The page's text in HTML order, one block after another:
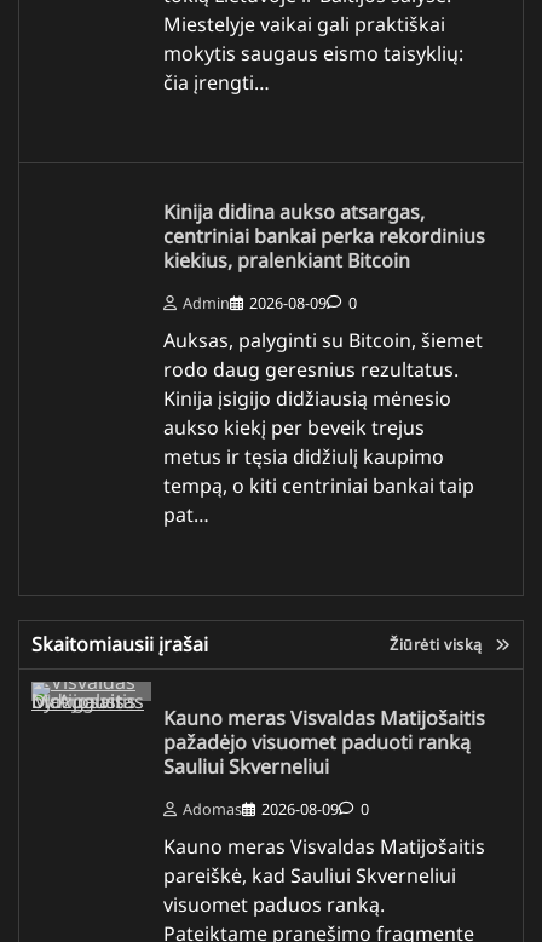
Miestelyje vaikai gali praktiškai
mokytis saugaus eismo taisyklių:
čia įrengti…
Kinija didina aukso atsargas,
centriniai bankai perka rekordinius
kiekius, pralenkiant Bitcoin
Admin 2026-08-09 0
Auksas, palyginti su Bitcoin, šiemet
rodo daug geresnius rezultatus.
Kinija įsigijo didžiausią mėnesio
aukso kiekį per beveik trejus
metus ir tęsia didžiulį kaupimo
tempą, o kiti centriniai bankai taip
pat…
Skaitomiausii įrašai Žiūrėti viską
Kauno meras Visvaldas Matijošaitis
pažadėjo visuomet paduoti ranką
Sauliui Skverneliui
Adomas 2026-08-09 0
Kauno meras Visvaldas Matijošaitis
pareiškė, kad Sauliui Skverneliui
visuomet paduos ranką.
Pateiktame pranešimo fragmente